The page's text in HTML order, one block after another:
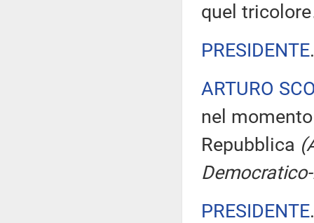
quel
PRESIDENTE
ARTURO
nel
Repubblica
PRESIDENTE